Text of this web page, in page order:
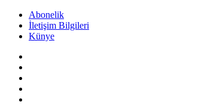
Abonelik
İletişim Bilgileri
Künye